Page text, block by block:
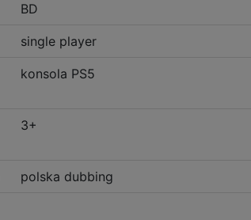
BD
single player
konsola PS5
3+
polska dubbing